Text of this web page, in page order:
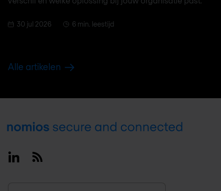
30 jul 2026 6 min. leestijd
Alle artikelen
Footer
LinkedinRSS